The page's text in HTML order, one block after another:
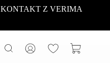
KONTAKT Z VERIMA
Koszyk